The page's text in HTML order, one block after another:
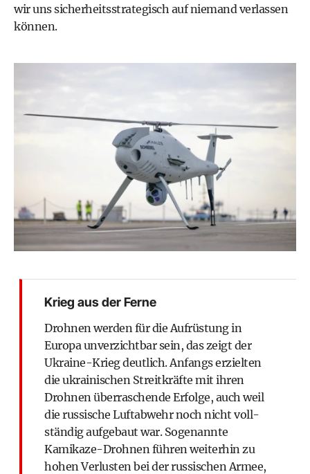
wir uns sicherheitsstrategisch auf niemand verlassen
können.
Krieg aus der Ferne
Drohnen werden für die Aufrüstung in
Europa unverzichtbar sein, das zeigt der
Ukraine-Krieg deutlich. Anfangs erzielten
die ukrainischen Streitkräfte mit ihren
Drohnen überraschende Erfolge, auch weil
die russische Luftabwehr noch nicht voll­
ständig aufgebaut war. Sogenannte
Kamikaze-­Drohnen führen weiterhin zu
hohen Verlusten bei der russischen Armee,